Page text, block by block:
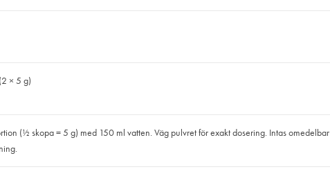
× 5 g)
(½ skopa = 5 g) med 150 ml vatten. Väg pulvret för exakt dosering. Intas omedelbar